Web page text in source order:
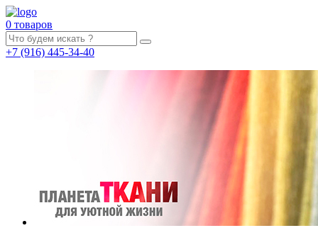
0 товаров
+7 (916) 445-34-40